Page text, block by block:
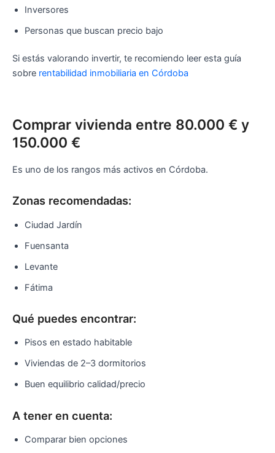
Inversores
Personas que buscan precio bajo
Si estás valorando invertir, te recomiendo leer esta guía
sobre rentabilidad inmobiliaria en Córdoba
Comprar vivienda entre 80.000 € y
150.000 €
Es uno de los rangos más activos en Córdoba.
Zonas recomendadas:
Ciudad Jardín
Fuensanta
Levante
Fátima
Qué puedes encontrar:
Pisos en estado habitable
Viviendas de 2–3 dormitorios
Buen equilibrio calidad/precio
A tener en cuenta:
Comparar bien opciones